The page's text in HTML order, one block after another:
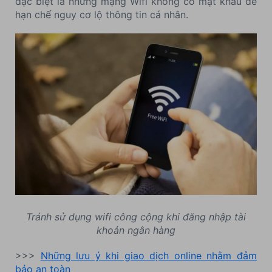
hạn chế nguy cơ lộ thông tin cá nhân.
Tránh sử dụng wifi công cộng khi đăng nhập tài
khoản ngân hàng
>>> Những lưu ý khi giao dịch online nhằm đảm
bảo an toàn